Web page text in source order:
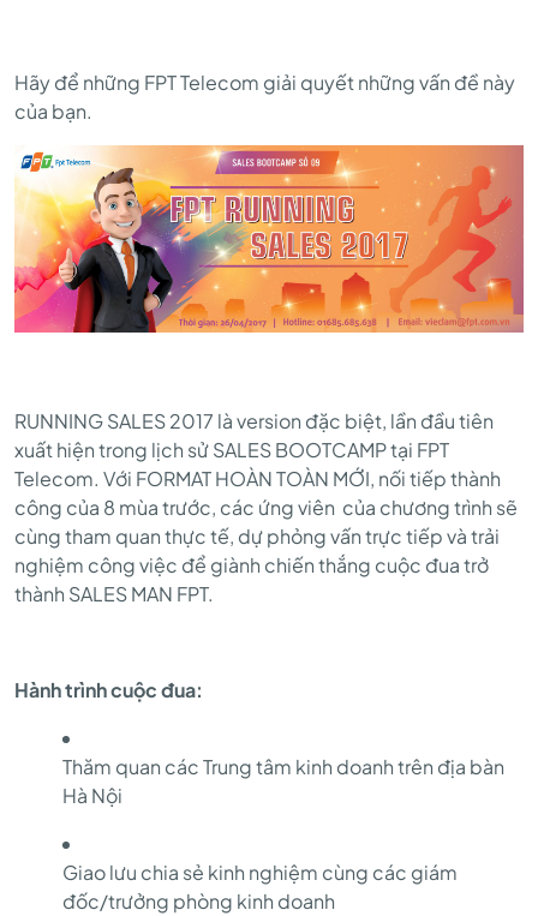
Hãy để những FPT Telecom giải quyết những vấn đề này
của bạn.
RUNNING SALES 2017 là version đặc biệt, lần đầu tiên
xuất hiện trong lịch sử SALES BOOTCAMP tại FPT
Telecom. Với FORMAT HOÀN TOÀN MỚI, nối tiếp thành
công của 8 mùa trước, các ứng viên của chương trình sẽ
cùng tham quan thực tế, dự phỏng vấn trực tiếp và trải
nghiệm công việc để giành chiến thắng cuộc đua trở
thành SALES MAN FPT.
Hành trình cuộc đua:
Thăm quan các Trung tâm kinh doanh trên địa bàn
Hà Nội
Giao lưu chia sẻ kinh nghiệm cùng các giám
đốc/trưởng phòng kinh doanh